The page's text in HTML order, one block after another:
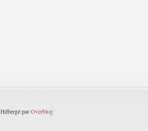
Hébergé parOverblog